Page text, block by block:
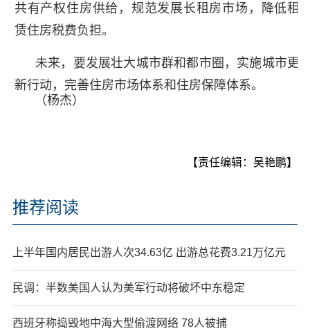
共有产权住房供给，规范发展长租房市场，降低租
赁住房税费负担。
未来，要发展壮大城市群和都市圈，实施城市更
新行动，完善住房市场体系和住房保障体系。
（杨杰）
【责任编辑：吴艳鹏】
推荐阅读
上半年国内居民出游人次34.63亿 出游总花费3.21万亿元
民调：半数美国人认为美军行动将破坏中东稳定
西班牙称捣毁地中海大型偷渡网络 78人被捕